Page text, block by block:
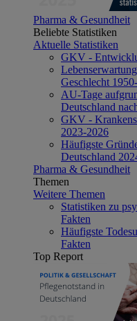
Pharma & Gesundheit
Beliebte Statistiken
Aktuelle Statistiken
GKV -
Geschlecht
AU-Tage
Deutschland
GKV -
2023-2026
Häufigste
Deutschland
Pharma & Gesundheit
Themen
Weitere Themen
Statistiken zu
Fakten
Häufigste
Fakten
Top Report